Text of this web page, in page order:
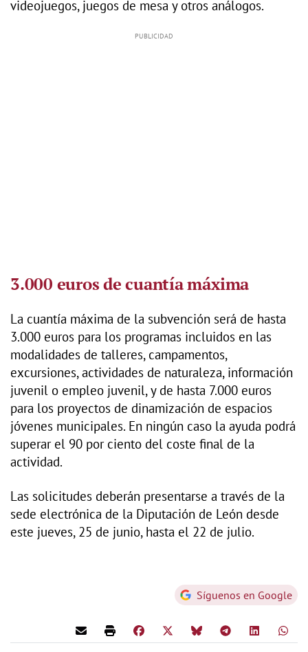
videojuegos, juegos de mesa y otros análogos.
3.000 euros de cuantía máxima
La cuantía máxima de la subvención será de hasta
3.000 euros para los programas incluidos en las
modalidades de talleres, campamentos,
excursiones, actividades de naturaleza, información
juvenil o empleo juvenil, y de hasta 7.000 euros
para los proyectos de dinamización de espacios
jóvenes municipales. En ningún caso la ayuda podrá
superar el 90 por ciento del coste final de la
actividad.
Las solicitudes deberán presentarse a través de la
sede electrónica de la Diputación de León desde
este jueves, 25 de junio, hasta el 22 de julio.
Síguenos en Google